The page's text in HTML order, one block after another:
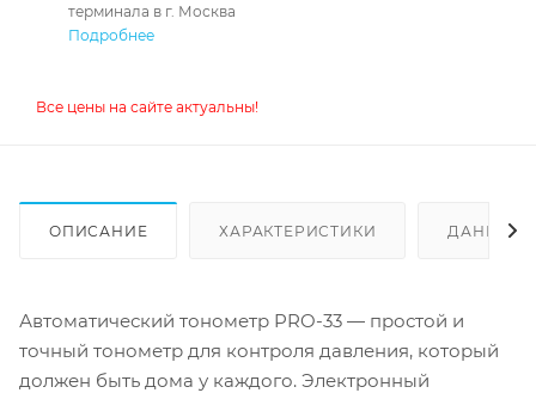
терминала в г. Москва
Подробнее
Все цены на сайте актуальны!
ОПИСАНИЕ ХАРАКТЕРИСТИКИ ДАННЫЕ
Автоматический тонометр PRO-33 — простой и
точный тонометр для контроля давления, который
должен быть дома у каждого. Электронный